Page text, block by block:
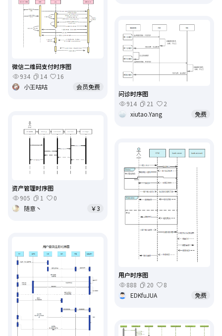
微信二维码支付时序图
934
14
16
小王咕咕
会员免费
问诊时序图
914
21
2
xiutao.Yang
免费
资产管理时序图
905
1
0
随意丶
￥3
用户时序图
888
20
8
EDKfuJUA
免费